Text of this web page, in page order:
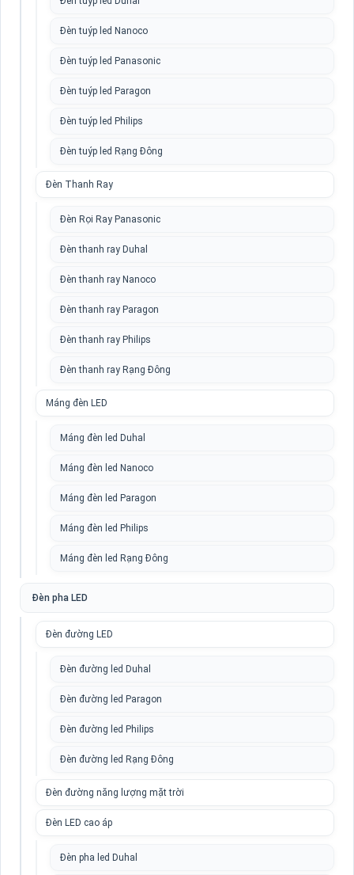
Đèn tuýp led Nanoco
Đèn tuýp led Panasonic
Đèn tuýp led Paragon
Đèn tuýp led Philips
Đèn tuýp led Rạng Đông
Đèn Thanh Ray
Đèn Rọi Ray Panasonic
Đèn thanh ray Duhal
Đèn thanh ray Nanoco
Đèn thanh ray Paragon
Đèn thanh ray Philips
Đèn thanh ray Rạng Đông
Máng đèn LED
Máng đèn led Duhal
Máng đèn led Nanoco
Máng đèn led Paragon
Máng đèn led Philips
Máng đèn led Rạng Đông
Đèn pha LED
Đèn đường LED
Đèn đường led Duhal
Đèn đường led Paragon
Đèn đường led Philips
Đèn đường led Rạng Đông
Đèn đường năng lượng mặt trời
Đèn LED cao áp
Đèn pha led Duhal